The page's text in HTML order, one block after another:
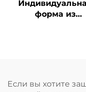
форма из
отбеливания
капой от
Если вы хотите